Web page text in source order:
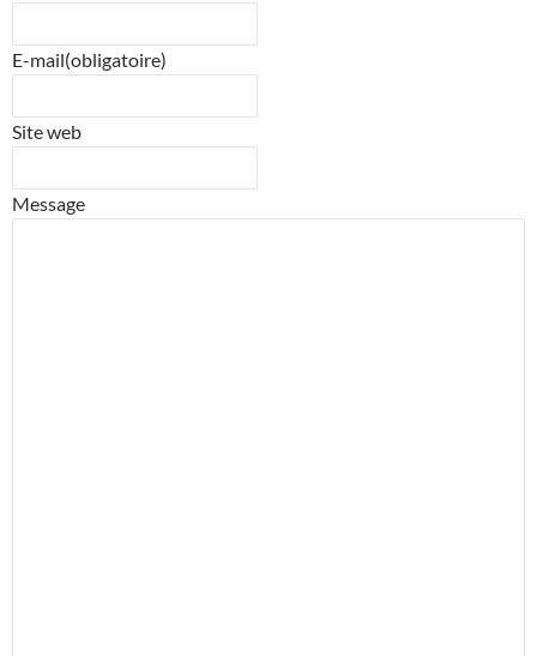
E-mail(obligatoire)
Site web
Message